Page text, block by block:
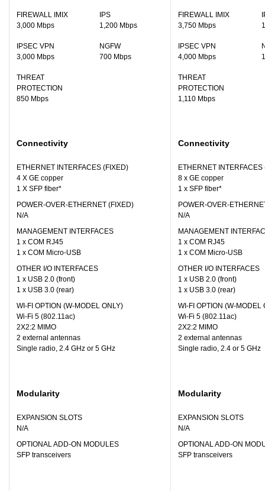
FIREWALL IMIX
3,000 Mbps
IPS
1,200 Mbps
IPSEC VPN
3,000 Mbps
NGFW
700 Mbps
THREAT
PROTECTION
850 Mbps
Connectivity
ETHERNET INTERFACES (FIXED)
4 X GE copper
1 X SFP fiber*
POWER-OVER-ETHERNET (FIXED)
N/A
MANAGEMENT INTERFACES
1 x COM RJ45
1 x COM Micro-USB
OTHER I/O INTERFACES
1 x USB 2.0 (front)
1 x USB 3.0 (rear)
WI-FI OPTION (W-MODEL ONLY)
Wi-Fi 5 (802.11ac)
2X2:2 MIMO
2 external antennas
Single radio, 2.4 GHz or 5 GHz
Modularity
EXPANSION SLOTS
N/A
OPTIONAL ADD-ON MODULES
SFP transceivers
FIREWALL IMIX
3,750 Mbps
IPSEC VPN
4,000 Mbps
THREAT
PROTECTION
1,110 Mbps
Connectivity
ETHERNET INTERFACES
8 x GE copper
1 x SFP fiber*
POWER-OVER-
N/A
MANAGEMENT
1 x COM RJ45
1 x COM Micro-USB
OTHER I/O INTERFACES
1 x USB 2.0 (front)
1 x USB 3.0 (rear)
WI-FI OPTION (W-MODEL
Wi-Fi 5 (802.11ac)
2X2:2 MIMO
2 external antennas
Single radio, 2.4 or 5 GHz
Modularity
EXPANSION SLOTS
N/A
OPTIONAL ADD-ON
SFP transceivers